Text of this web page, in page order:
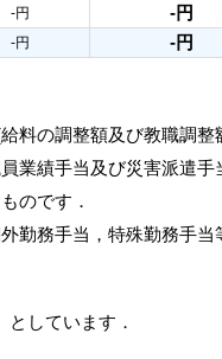
-円 -円
-円 -円
料の調整額及び教職調整
業績手当及び災害派遣手
のです．
勤務手当，特殊勤務手
しています．